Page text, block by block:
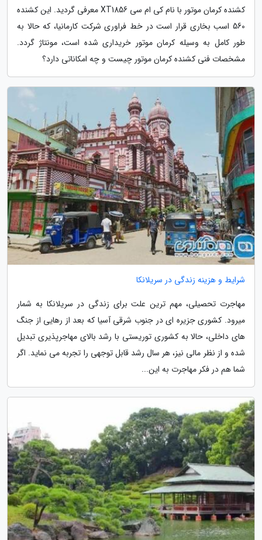
کشنده کرمان موتور با نام کی ام سی XT1856 معرفی گردید. این کشنده
560 اسب بخاری قرار است در خط فراوری شرکت کارمانیا، که حالا به
طور کامل به وسیله کرمان موتور خریداری شده است، مونتاژ گردد.
مشخصات فنی کشنده کرمان موتور چیست و چه امکاناتی دارد؟
شرایط و هزینه زندگی در سریلانکا
مهاجرت تحصیلی، مهم ترین علت برای زندگی در سریلانکا به شمار
میرود. کشوری جزیره ای در جنوب شرقی آسیا که بعد از رهایی از جنگ
های داخلی، حالا به کشوری توریستی با رشد بالای مهاجرپذیری تبدیل
شده و از نظر مالی نیز، هر سال رشد قابل توجهی را تجربه می نماید. اگر
شما هم در فکر مهاجرت به این...